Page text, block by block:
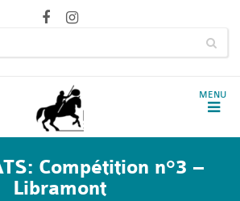
Compétition n°3 –
Libramont